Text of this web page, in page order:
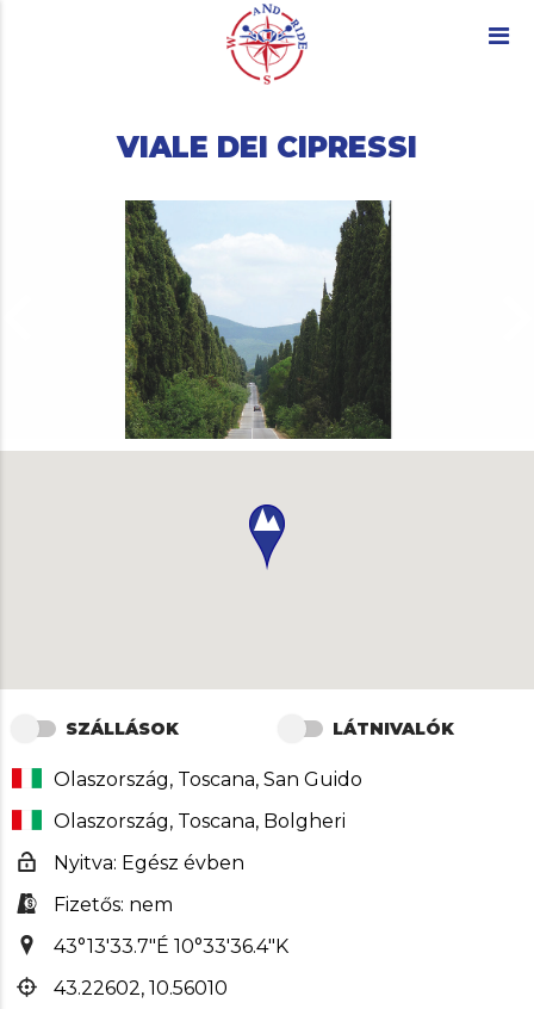
VIALE DEI CIPRESSI
SZÁLLÁSOK LÁTNIVALÓK
Olaszország, Toscana, San Guido
Olaszország, Toscana, Bolgheri
Nyitva: Egész évben
Fizetős: nem
43°13'33.7"É 10°33'36.4"K
43.22602, 10.56010